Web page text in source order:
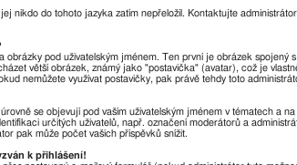
nikdo do tohoto jazyka zatím nepřeložil. Kontaktujte
obrázky pod uživatelským jménem. Ten první je obrázek
větší obrázek, známý jako "postavička" (avatar), což je
nemůžete využívat postavičky, pak právě tehdy toto
se objevují pod vaším uživatelským jménem v tématech a
určitých uživatelů, např. označení moderátorů a
pak může počet vašich příspěvků snížit.
k přihlášení!